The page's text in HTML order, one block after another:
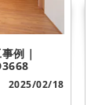
例｜
2025/02/18